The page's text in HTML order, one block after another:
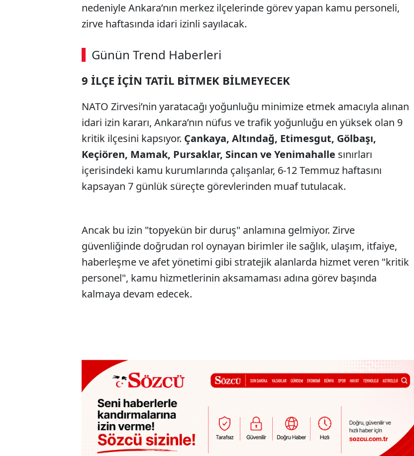
nedeniyle Ankara’nın merkez ilçelerinde görev yapan kamu personeli,
zirve haftasında idari izinli sayılacak.
Günün Trend Haberleri
9 İLÇE İÇİN TATİL BİTMEK BİLMEYECEK
NATO Zirvesi’nin yaratacağı yoğunluğu minimize etmek amacıyla alınan
idari izin kararı, Ankara’nın nüfus ve trafik yoğunluğu en yüksek olan 9
kritik ilçesini kapsıyor. Çankaya, Altındağ, Etimesgut, Gölbaşı,
Keçiören, Mamak, Pursaklar, Sincan ve Yenimahalle sınırları
içerisindeki kamu kurumlarında çalışanlar, 6-12 Temmuz haftasını
kapsayan 7 günlük süreçte görevlerinden muaf tutulacak.
Ancak bu izin "topyekün bir duruş" anlamına gelmiyor. Zirve
güvenliğinde doğrudan rol oynayan birimler ile sağlık, ulaşım, itfaiye,
haberleşme ve afet yönetimi gibi stratejik alanlarda hizmet veren "kritik
personel", kamu hizmetlerinin aksamaması adına görev başında
kalmaya devam edecek.